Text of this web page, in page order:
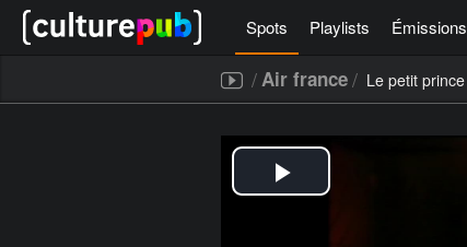
Spots Playlists Émissions
/Air france/ Le petit prince